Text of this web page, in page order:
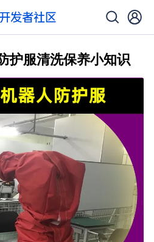
护服清洗保养小知识